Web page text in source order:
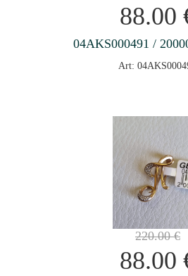
88.00
04AKS000491 /
Art:
220.00€
88.00